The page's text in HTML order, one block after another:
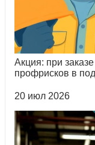
Акция: при
профрисков в
20 июл 2026